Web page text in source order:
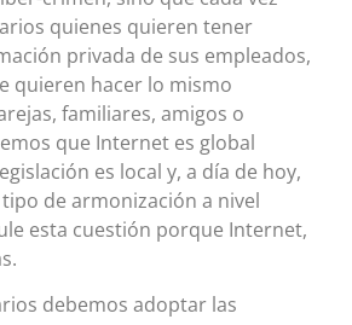
quienes quieren tener
privada de sus empleados,
quieren hacer lo mismo
familiares, amigos o
que Internet es global
es local y, a día de hoy,
de armonización a nivel
esta cuestión porque Internet,
debemos adoptar las